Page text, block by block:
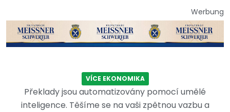
Werbung
VÍCE EKONOMIKA
Překlady jsou automatizovány pomocí umělé
inteligence. Těšíme se na vaši zpětnou vazbu a